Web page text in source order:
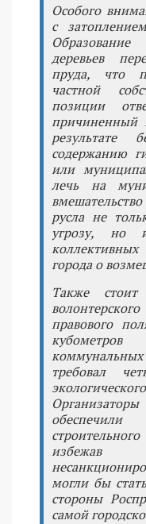
Особого
с
деревьев
пруда, что
частной
позиции
причиненный
результате
содержанию
или
лечь на
русла не
угрозу, но
города о
Также стоит
правового
требовал
обеспечили
могли бы
стороны
самой